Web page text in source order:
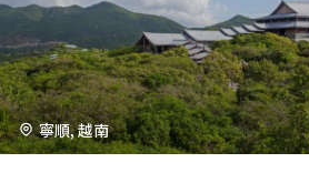
寧順, 越南